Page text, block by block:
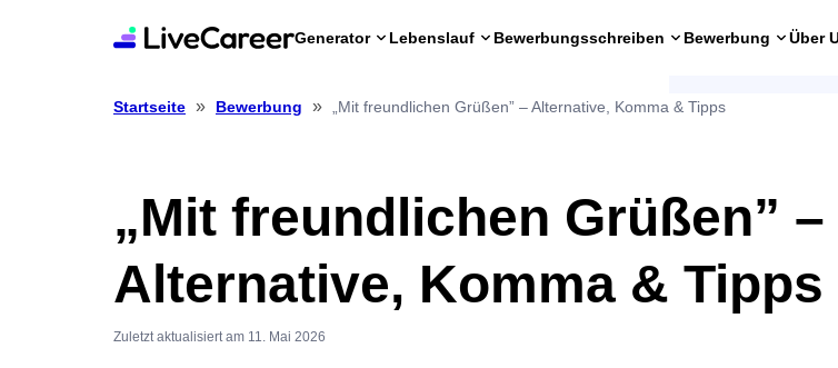
Generator Lebenslauf Bewerbungsschreiben Bewerbung Über
Startseite » Bewerbung » „Mit freundlichen Grüßen” – Alternative, Komma & Tipps
„Mit freundlichen Grüßen” –
Alternative, Komma & Tipps
Zuletzt aktualisiert am 11. Mai 2026